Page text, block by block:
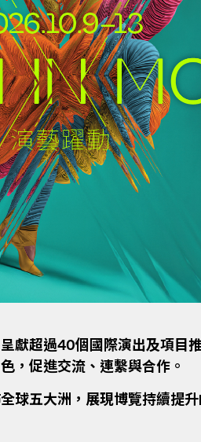
獻超過40個國際演出及項目
，促進交流、連繫與合作。
球五大洲，展現博覽持續提